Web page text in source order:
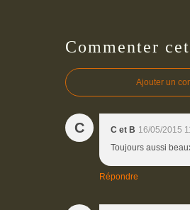
Commenter
Ajouter un
C C et B 16/05/2015
Toujours aussi
Répondre